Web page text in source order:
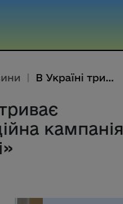
| В Україні триває інформаційна ...
кампанія